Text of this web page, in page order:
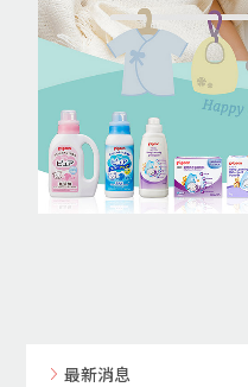
最新消息